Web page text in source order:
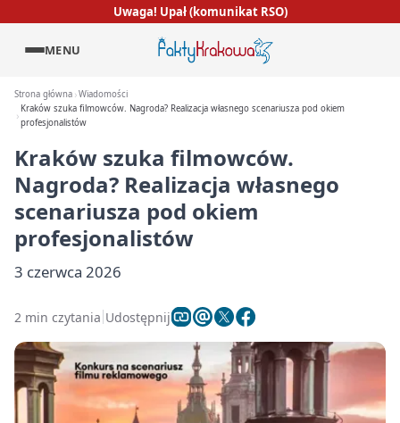
Uwaga! Upał (komunikat RSO)
MENU
Strona główna Wiadomości
Kraków szuka filmowców. Nagroda? Realizacja własnego scenariusza pod okiem
profesjonalistów
Kraków szuka filmowców.
Nagroda? Realizacja własnego
scenariusza pod okiem
profesjonalistów
3 czerwca 2026
2 min czytania Udostępnij